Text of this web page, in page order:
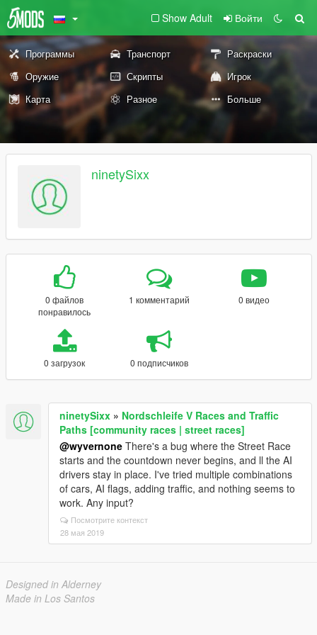
Show Adult Войти
Программы Транспорт
Раскраски
Оружие
Скрипты
Игрок
Карта
Разное Больше
ninetySixx
0 файлов
понравилось
1 комментарий 0 видео
0 загрузок 0 подписчиков
ninetySixx » Nordschleife V Races and Traffic
Paths [community races | street races]
@wyvernone There's a bug where the Street Race
starts and the countdown never begins, and ll the AI
drivers stay in place. I've tried multiple combinations
of cars, AI flags, adding traffic, and nothing seems to
work. Any input?
Посмотрите контекст
28 мая 2019
Designed in Alderney
Made in Los Santos